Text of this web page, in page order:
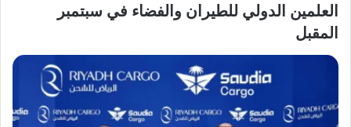
العلمين الدولي للطيران والفضاء في سبتمبر
المقبل